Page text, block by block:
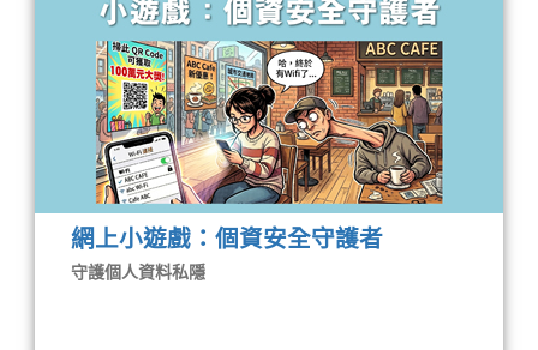
網上小遊戲：個資安全守護者
守護個人資料私隱